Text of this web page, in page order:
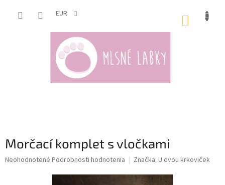
EUR
Morčací komplet s vločkami
Priemerné
Neohodnotené Podrobnosti hodnotenia Značka: U dvou krkoviček